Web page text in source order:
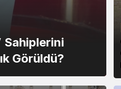
Sahiplerini
Görüldü?